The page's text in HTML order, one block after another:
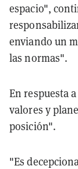
espacio",
enviando un
las normas".
En respuesta
valores y
posición".
"Es